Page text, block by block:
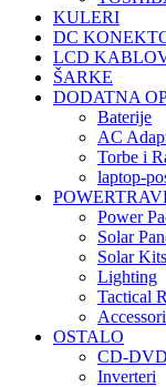
KULERI
DC
LCD
ŠARKE
DODATNA
Baterije
AC
Torbe i
laptop-
Power
Solar
Solar Kits
Lighting
Tactical
OSTALO
CD-
Inverteri